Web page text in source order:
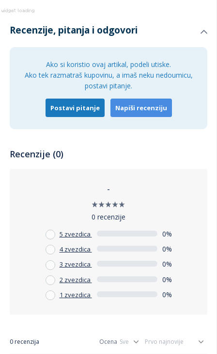
Recenzije, pitanja i odgovori
Ako si koristio ovaj artikal, podeli utiske.
Ako tek razmatraš kupovinu, a imaš neku nedoumicu,
postavi pitanje.
Postavi pitanje Napiši recenziju
Recenzije (0)
-
0 recenzije
5 zvezdica 0%
4 zvezdica 0%
3 zvezdica 0%
2 zvezdica 0%
1 zvezdica 0%
0 recenzija Ocena